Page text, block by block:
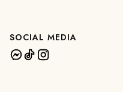
SOCIAL MEDIA